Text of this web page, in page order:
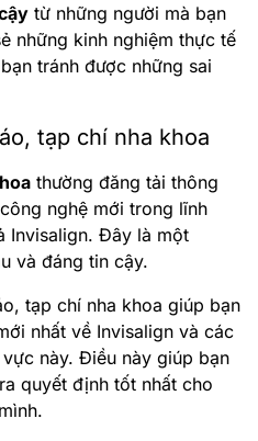
từ những người mà bạn
những kinh nghiệm thực tế
tránh được những sai
tạp chí nha khoa
thường đăng tải thông
nghệ mới trong lĩnh
Invisalign. Đây là một
và đáng tin cậy.
tạp chí nha khoa giúp bạn
nhất về Invisalign và các
này. Điều này giúp bạn
quyết định tốt nhất cho